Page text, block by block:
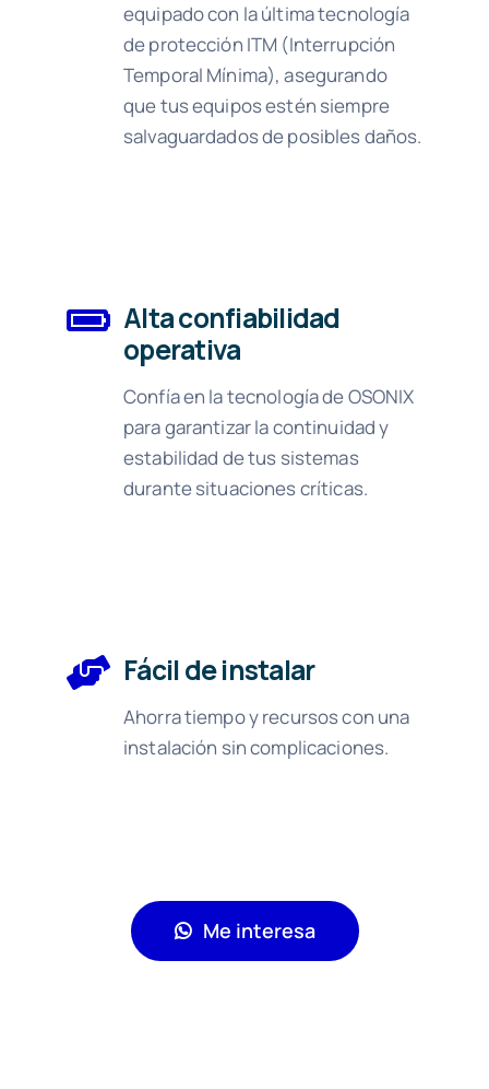
equipado con la última tecnología
de protección ITM (Interrupción
Temporal Mínima), asegurando
que tus equipos estén siempre
salvaguardados de posibles daños.
Alta confiabilidad
operativa
Confía en la tecnología de OSONIX
para garantizar la continuidad y
estabilidad de tus sistemas
durante situaciones críticas.
Fácil de instalar
Ahorra tiempo y recursos con una
instalación sin complicaciones.
Me interesa